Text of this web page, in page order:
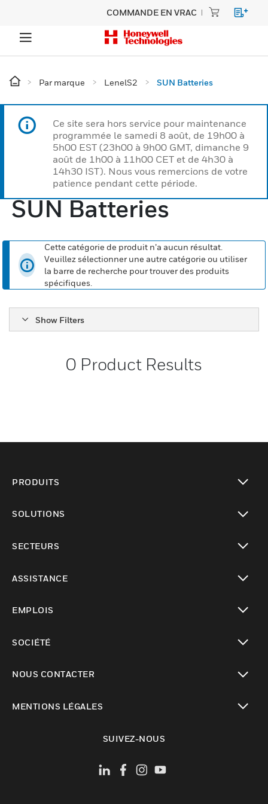
COMMANDE EN VRAC
Par marque LenelS2 SUN Batteries
Ce site sera hors service pour maintenance
programmée le samedi 8 août, de 19h00 à
5h00 EST (23h00 à 9h00 GMT, dimanche 9
août de 1h00 à 11h00 CET et de 4h30 à
14h30 IST). Nous vous remercions de votre
patience pendant cette période.
SUN Batteries
Cette catégorie de produit n’a aucun résultat.
Veuillez sélectionner une autre catégorie ou utiliser
la barre de recherche pour trouver des produits
spécifiques.
Show Filters
0 Product Results
PRODUITS
SOLUTIONS
SECTEURS
ASSISTANCE
EMPLOIS
SOCIÉTÉ
NOUS CONTACTER
MENTIONS LÉGALES
SUIVEZ-NOUS